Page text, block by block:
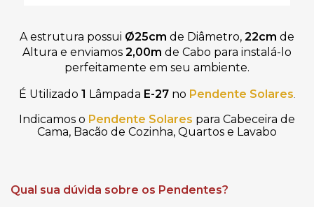
A estrutura possui Ø25cm de Diâmetro, 22cm de
Altura e enviamos 2,00m de Cabo para instalá-lo
perfeitamente em seu ambiente.
É Utilizado 1 Lâmpada E-27 no Pendente Solares
Indicamos o Pendente Solares para Cabeceira de
Cama, Bacão de Cozinha, Quartos e Lavabo
Qual sua dúvida sobre os Pendentes?